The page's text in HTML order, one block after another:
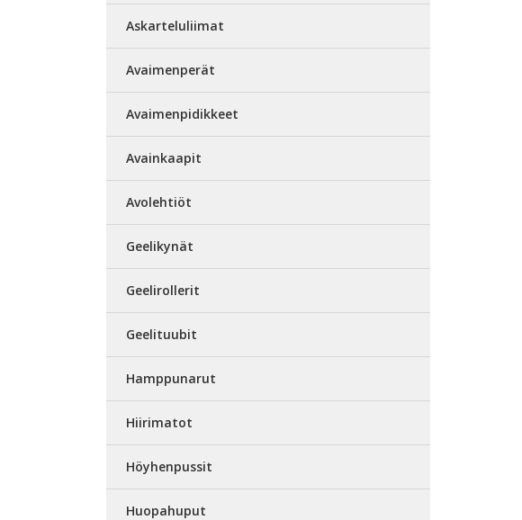
Askarteluliimat
Avaimenperät
Avaimenpidikkeet
Avainkaapit
Avolehtiöt
Geelikynät
Geelirollerit
Geelituubit
Hamppunarut
Hiirimatot
Höyhenpussit
Huopahuput